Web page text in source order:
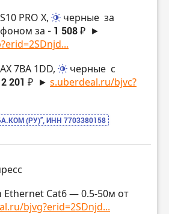
PRO X,
черные за
за - 1 508 ₽ ►
7BA 1DD,
черные с
201 ₽ ► s.uberdeal.ru/bjvc?
(РУ)”, ИНН 7703380158
Ethernet Cat6 — 0.5-50м от
bjvg?erid=2SDnjd...